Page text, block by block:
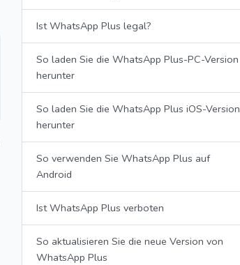
Ist WhatsApp Plus legal?
So laden Sie die WhatsApp Plus-PC-Version
herunter
So laden Sie die WhatsApp Plus iOS-Version
herunter
So verwenden Sie WhatsApp Plus auf
Android
Ist WhatsApp Plus verboten
So aktualisieren Sie die neue Version von
WhatsApp Plus